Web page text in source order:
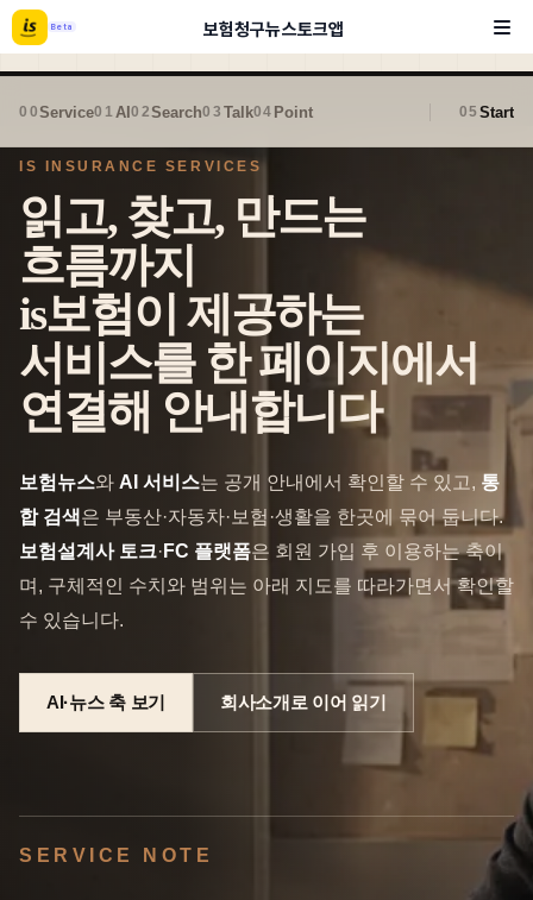
Beta 보험청구뉴스토크앱
00Service01 AI02Search03 Talk04 Point 05 Start
IS INSURANCE SERVICES
읽고, 찾고, 만드는
흐름까지
is보험이 제공하는
서비스를 한 페이지에서
연결해 안내합니다
보험뉴스와 AI 서비스는 공개 안내에서 확인할 수 있고, 통
합 검색은 부동산·자동차·보험·생활을 한곳에 묶어 둡니다.
보험설계사 토크· FC 플랫폼은 회원 가입 후 이용하는 축이
며, 구체적인 수치와 범위는 아래 지도를 따라가면서 확인할
수 있습니다.
AI·뉴스 축 보기 회사소개로 이어 읽기
SERVICE NOTE